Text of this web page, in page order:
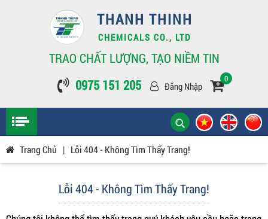
THANH THINH
CHEMICALS CO., LTD
TRAO CHẤT LƯỢNG, TẠO NIỀM TIN
0975 151 205
Đăng Nhập
0
Trang Chủ | Lỗi 404 - Không Tìm Thấy Trang!
Lỗi 404 - Không Tìm Thấy Trang!